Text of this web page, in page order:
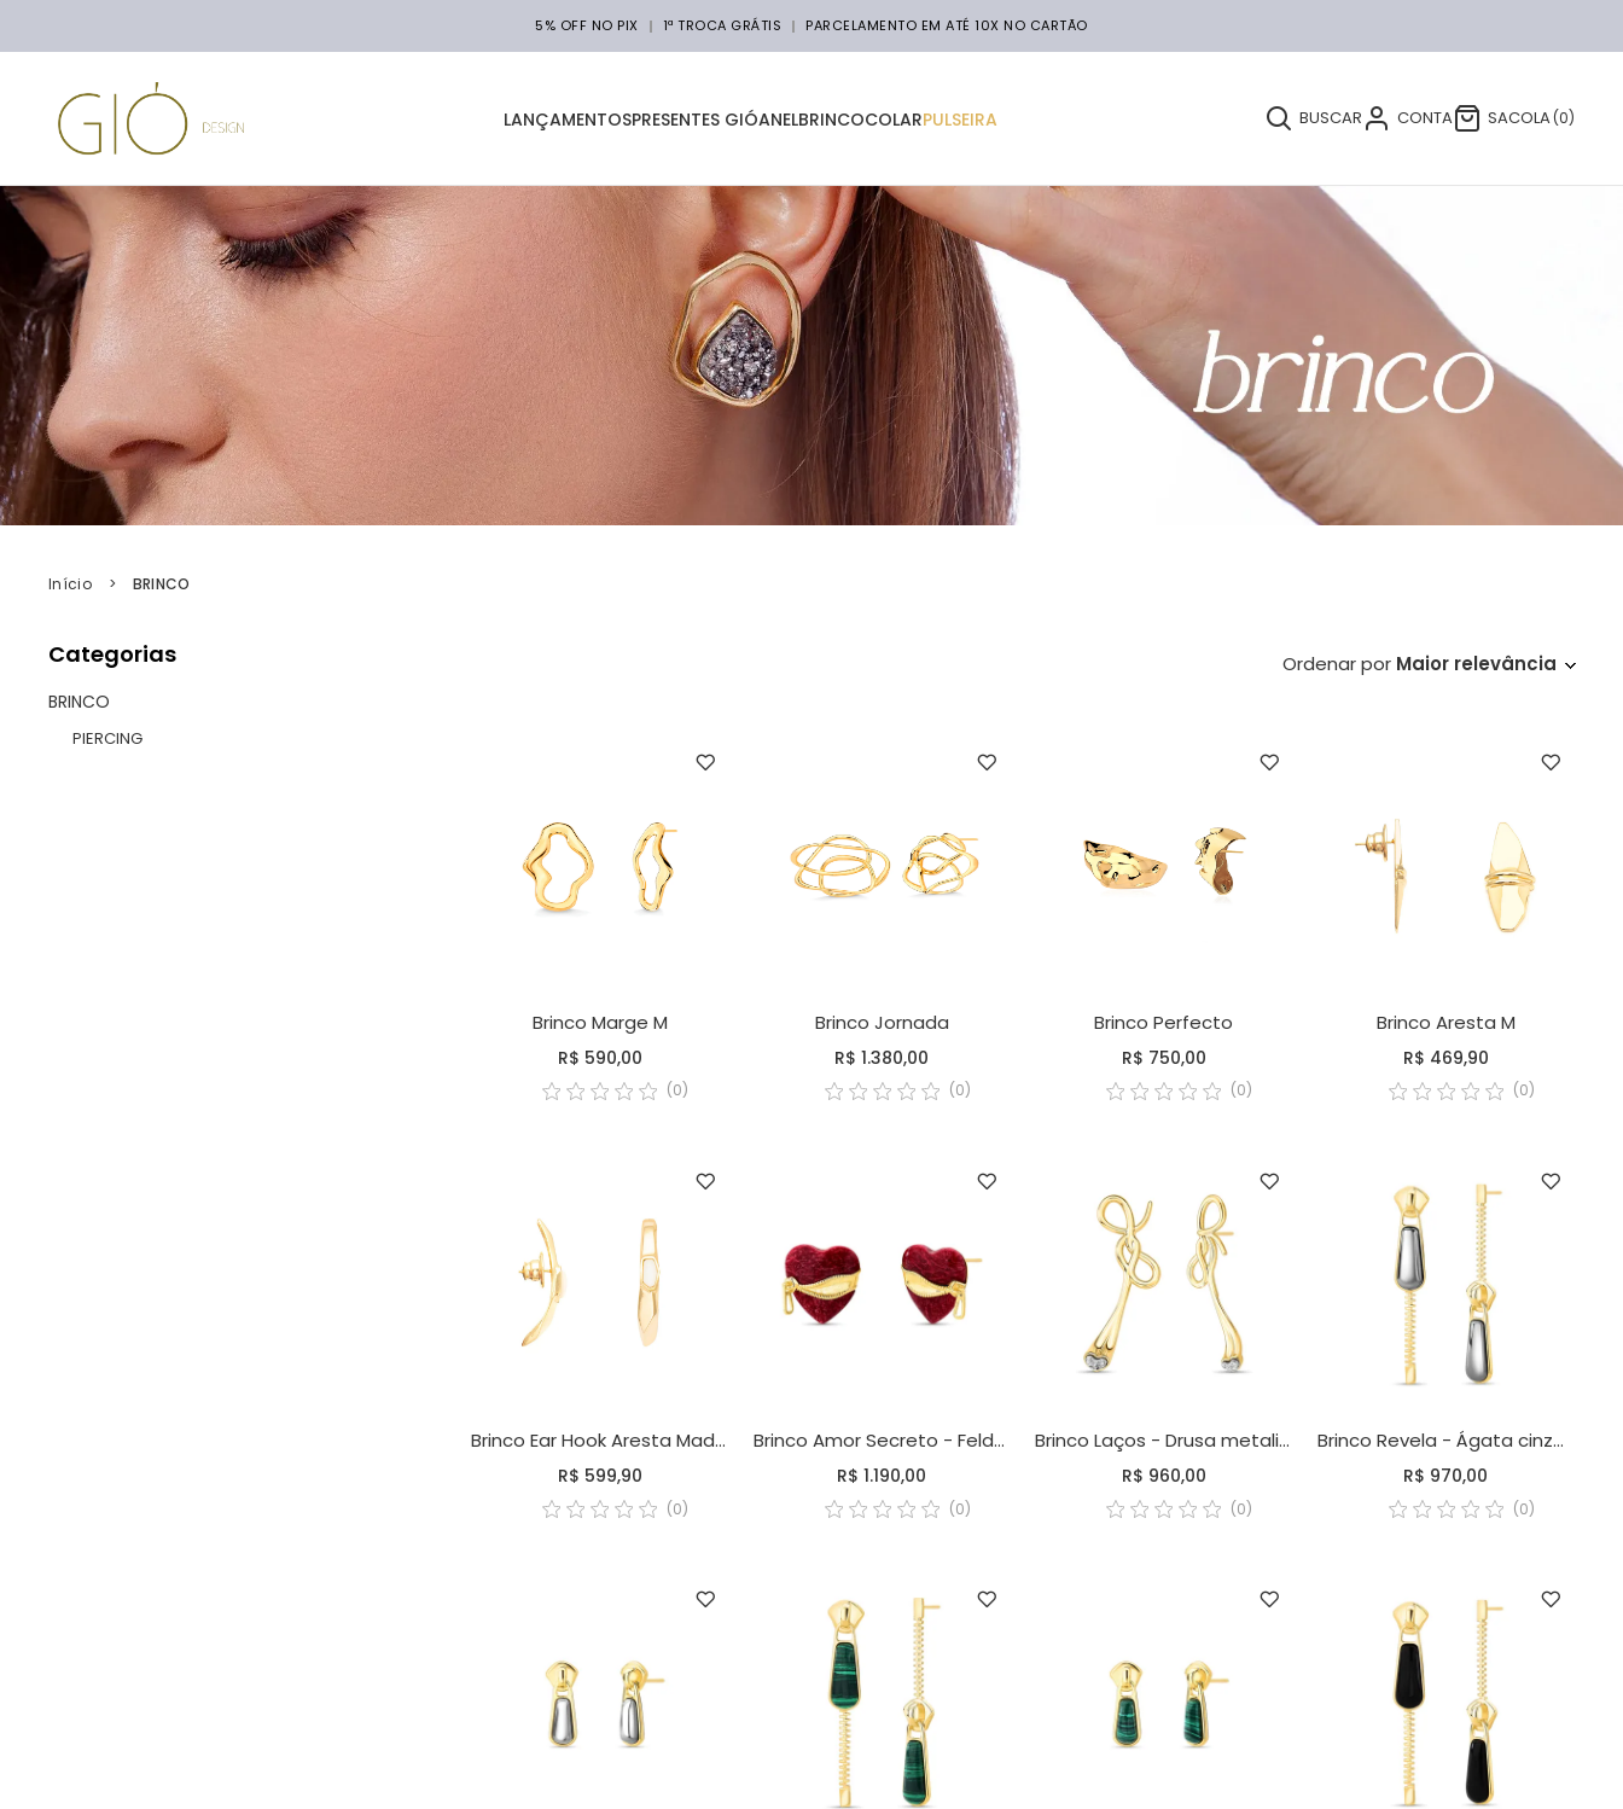
5% OFF NO PIX 1ª TROCA GRÁTIS PARCELAMENTO EM ATÉ 10X NO CARTÃO
LANÇAMENTOSPRESENTES GIÓANELBRINCOCOLARPULSEIRA BUSCAR CONTA SACOLA 0
BRINCO
Início BRINCO
Ordenar por Maior relevância
Categorias
BRINCO
PIERCING
Brinco Marge M
R$ 590,00
(0)
Brinco Jornada
R$ 1.380,00
(0)
Brinco Perfecto
R$ 750,00
(0)
Brinco Aresta M
R$ 469,90
(0)
Brinco Ear Hook Aresta Madrepérola
R$ 599,90
(0)
Brinco Amor Secreto - Feldspato vermelho
R$ 1.190,00
(0)
Brinco Laços - Drusa metalizada
R$ 960,00
(0)
Brinco Revela - Ágata cinza metalizada
R$ 970,00
(0)